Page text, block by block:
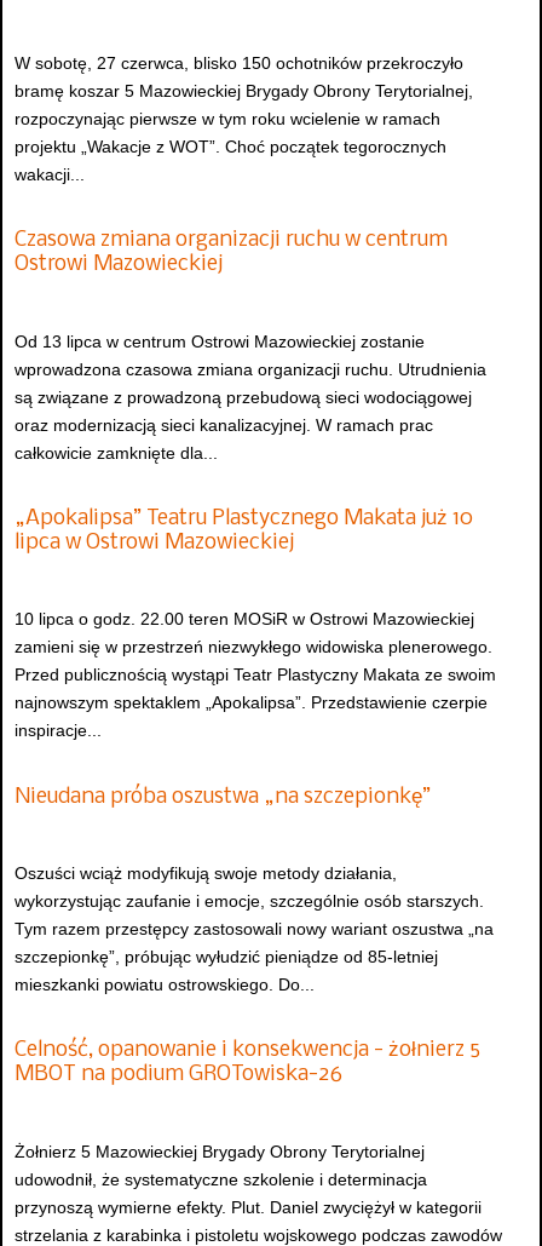
W sobotę, 27 czerwca, blisko 150 ochotników przekroczyło
bramę koszar 5 Mazowieckiej Brygady Obrony Terytorialnej,
rozpoczynając pierwsze w tym roku wcielenie w ramach
projektu „Wakacje z WOT”. Choć początek tegorocznych
wakacji...
Czasowa zmiana organizacji ruchu w centrum
Ostrowi Mazowieckiej
Od 13 lipca w centrum Ostrowi Mazowieckiej zostanie
wprowadzona czasowa zmiana organizacji ruchu. Utrudnienia
są związane z prowadzoną przebudową sieci wodociągowej
oraz modernizacją sieci kanalizacyjnej. W ramach prac
całkowicie zamknięte dla...
„Apokalipsa” Teatru Plastycznego Makata już 10
lipca w Ostrowi Mazowieckiej
10 lipca o godz. 22.00 teren MOSiR w Ostrowi Mazowieckiej
zamieni się w przestrzeń niezwykłego widowiska plenerowego.
Przed publicznością wystąpi Teatr Plastyczny Makata ze swoim
najnowszym spektaklem „Apokalipsa”. Przedstawienie czerpie
inspiracje...
Nieudana próba oszustwa „na szczepionkę”
Oszuści wciąż modyfikują swoje metody działania,
wykorzystując zaufanie i emocje, szczególnie osób starszych.
Tym razem przestępcy zastosowali nowy wariant oszustwa „na
szczepionkę”, próbując wyłudzić pieniądze od 85-letniej
mieszkanki powiatu ostrowskiego. Do...
Celność, opanowanie i konsekwencja - żołnierz 5
MBOT na podium GROTowiska-26
Żołnierz 5 Mazowieckiej Brygady Obrony Terytorialnej
udowodnił, że systematyczne szkolenie i determinacja
przynoszą wymierne efekty. Plut. Daniel zwyciężył w kategorii
strzelania z karabinka i pistoletu wojskowego podczas zawodów